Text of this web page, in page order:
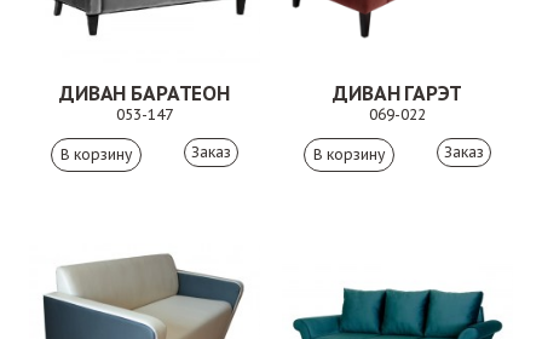
ДИВАН БАРАТЕОН
053-147
Заказ
ДИВАН ГАРЭТ
069-022
Заказ